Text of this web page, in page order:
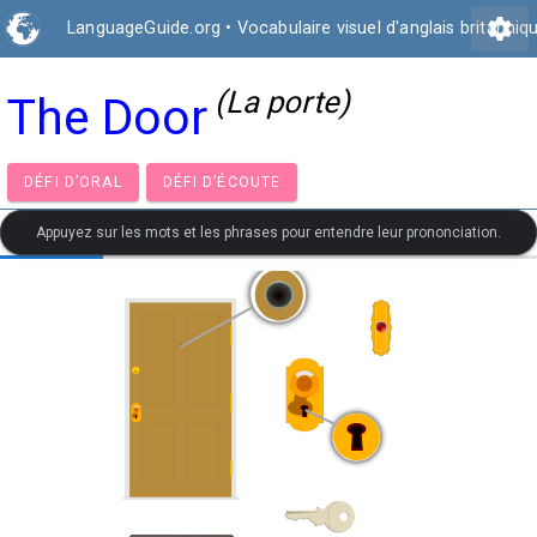
LanguageGuide.org • Vocabulaire visuel d'anglais settings
The Door (La porte)
DÉFI D’ORAL DÉFI D’ÉCOUTE
Appuyez sur les mots et les phrases pour entendre leur prononciation.